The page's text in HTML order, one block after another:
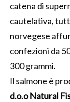
catena di
cautelativa,
norvegese
confezioni da
300 grammi.
Il salmone è
d.o.o Natural